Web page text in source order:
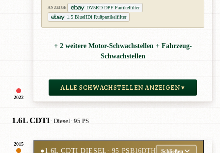
2022
ANZEIGE
DV5RD DPF Partikelfilter
1.5 BlueHDi Rußpartikelfilter
+ 2 weitere Motor-Schwachstellen + Fahrzeug-
Schwachstellen
ALLE SCHWACHSTELLEN ANZEIGEN ▾
1.6L CDTI· Diesel· 95 PS
2015
●1.6L CDTI DIESEL· 95 PSB16DTH Schließen